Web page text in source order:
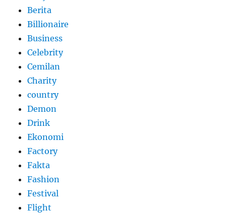
Berita
Billionaire
Business
Celebrity
Cemilan
Charity
country
Demon
Drink
Ekonomi
Factory
Fakta
Fashion
Festival
Flight